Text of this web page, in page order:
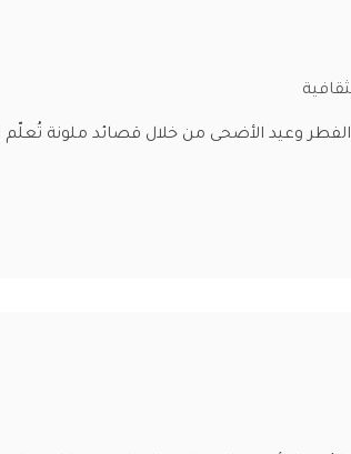
وعيد الأضحى من خلال قصائد ملونة تُعلّم